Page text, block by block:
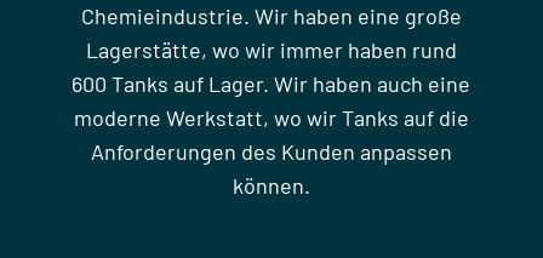
Chemieindustrie. Wir haben eine große
Lagerstätte, wo wir immer haben rund
600 Tanks auf Lager. Wir haben auch eine
moderne Werkstatt, wo wir Tanks auf die
Anforderungen des Kunden anpassen
können.